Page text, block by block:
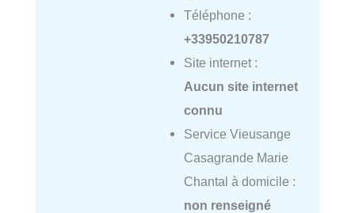
Téléphone :
+33950210787
Site internet :
Aucun site internet
connu
Service Vieusange
Casagrande Marie
Chantal à domicile :
non renseigné